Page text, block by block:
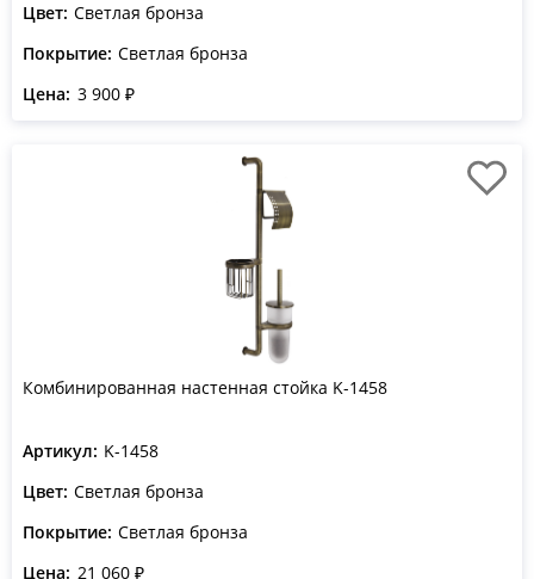
Цвет: Светлая бронза
Покрытие: Светлая бронза
Цена: 3 900 ₽
Комбинированная настенная стойка K-1458
Артикул: K-1458
Цвет: Светлая бронза
Покрытие: Светлая бронза
Цена: 21 060 ₽